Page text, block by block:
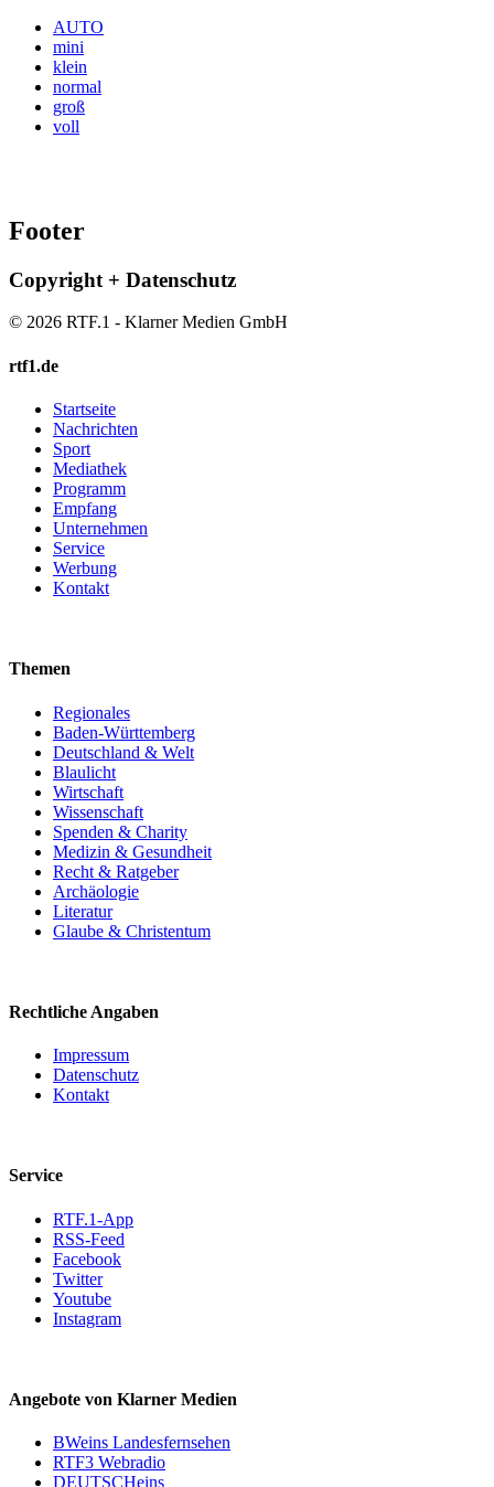
AUTO
mini
klein
normal
groß
voll
Footer
Copyright + Datenschutz
© 2026 RTF.1 - Klarner Medien GmbH
rtf1.de
Startseite
Nachrichten
Sport
Mediathek
Programm
Empfang
Unternehmen
Service
Werbung
Kontakt
Themen
Regionales
Baden-Württemberg
Deutschland & Welt
Blaulicht
Wirtschaft
Wissenschaft
Spenden & Charity
Medizin & Gesundheit
Recht & Ratgeber
Archäologie
Literatur
Glaube & Christentum
Rechtliche Angaben
Impressum
Datenschutz
Kontakt
Service
RTF.1-App
RSS-Feed
Facebook
Twitter
Youtube
Instagram
Angebote von Klarner Medien
BWeins Landesfernsehen
RTF3 Webradio
DEUTSCHeins